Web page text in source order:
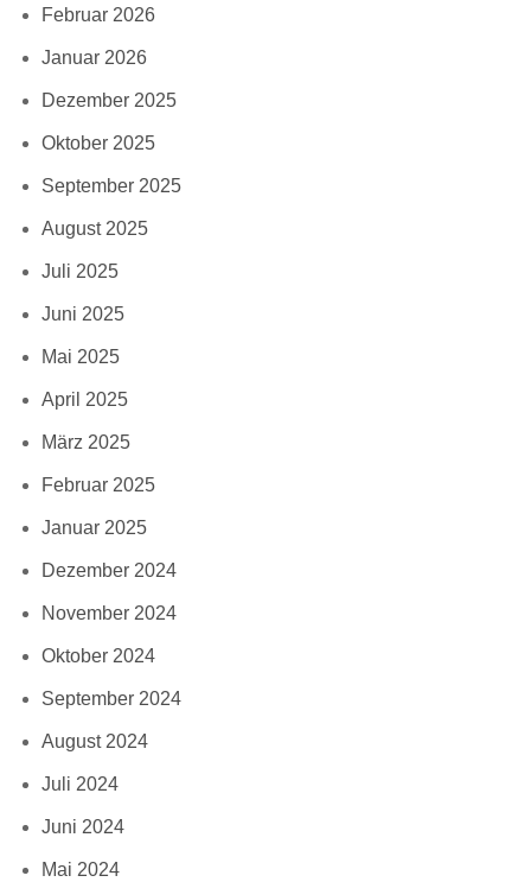
Februar 2026
Januar 2026
Dezember 2025
Oktober 2025
September 2025
August 2025
Juli 2025
Juni 2025
Mai 2025
April 2025
März 2025
Februar 2025
Januar 2025
Dezember 2024
November 2024
Oktober 2024
September 2024
August 2024
Juli 2024
Juni 2024
Mai 2024